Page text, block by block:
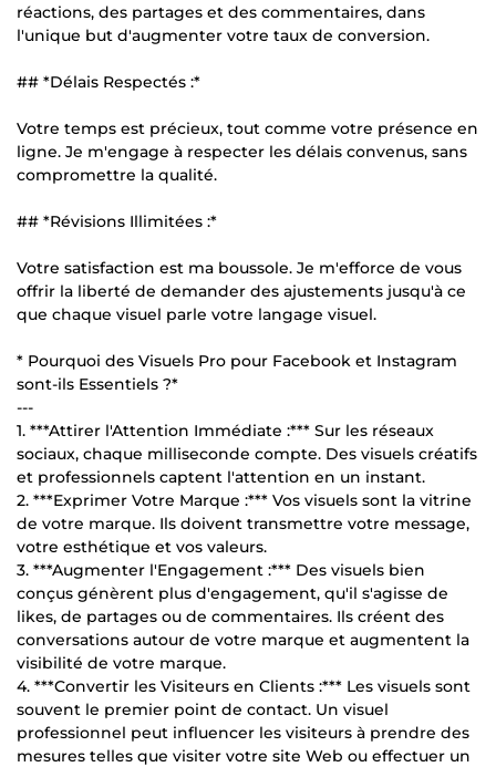
réactions, des partages et des commentaires, dans
l'unique but d'augmenter votre taux de conversion.
## *Délais Respectés :*
Votre temps est précieux, tout comme votre présence en
ligne. Je m'engage à respecter les délais convenus, sans
compromettre la qualité.
## *Révisions Illimitées :*
Votre satisfaction est ma boussole. Je m'efforce de vous
offrir la liberté de demander des ajustements jusqu'à ce
que chaque visuel parle votre langage visuel.
* Pourquoi des Visuels Pro pour Facebook et Instagram
sont-ils Essentiels ?*
---
1. ***Attirer l'Attention Immédiate :*** Sur les réseaux
sociaux, chaque milliseconde compte. Des visuels créatifs
et professionnels captent l'attention en un instant.
2. ***Exprimer Votre Marque :*** Vos visuels sont la vitrine
de votre marque. Ils doivent transmettre votre message,
votre esthétique et vos valeurs.
3. ***Augmenter l'Engagement :*** Des visuels bien
conçus génèrent plus d'engagement, qu'il s'agisse de
likes, de partages ou de commentaires. Ils créent des
conversations autour de votre marque et augmentent la
visibilité de votre marque.
4. ***Convertir les Visiteurs en Clients :*** Les visuels sont
souvent le premier point de contact. Un visuel
professionnel peut influencer les visiteurs à prendre des
mesures telles que visiter votre site Web ou effectuer un